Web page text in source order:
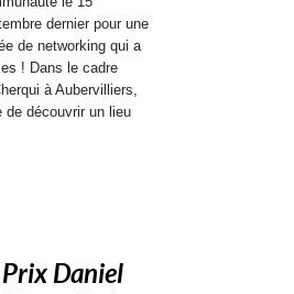
dernier pour une
de networking qui a
! Dans le cadre
à Aubervilliers,
de découvrir un lieu
Daniel